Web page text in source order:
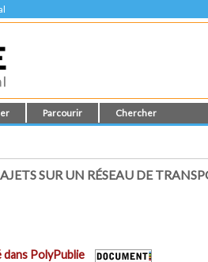
Parcourir Chercher
SUR UN RÉSEAU DE
dans PolyPublie